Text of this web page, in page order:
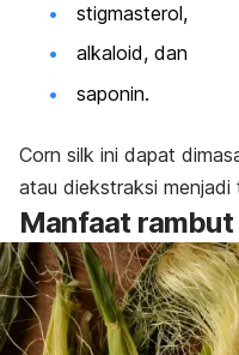
stigmasterol,
alkaloid, dan
saponin.
Corn silk ini dapat
atau diekstraksi menjadi
Manfaat rambut